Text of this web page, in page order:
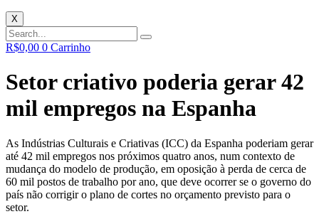
X
R$0,00 0 Carrinho
Setor criativo poderia gerar 42
mil empregos na Espanha
As Indústrias Culturais e Criativas (ICC) da Espanha poderiam gerar
até 42 mil empregos nos próximos quatro anos, num contexto de
mudança do modelo de produção, em oposição à perda de cerca de
60 mil postos de trabalho por ano, que deve ocorrer se o governo do
país não corrigir o plano de cortes no orçamento previsto para o
setor.